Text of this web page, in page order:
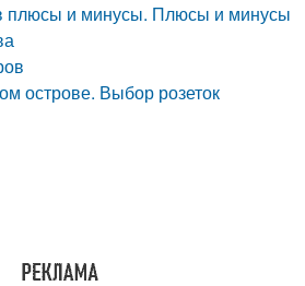
плюсы и минусы. Плюсы и минусы
острове. Выбор розеток